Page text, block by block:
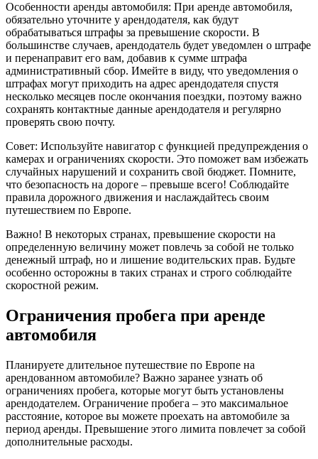
Особенности аренды автомобиля: При аренде автомобиля,
обязательно уточните у арендодателя, как будут
обрабатываться штрафы за превышение скорости. В
большинстве случаев, арендодатель будет уведомлен о штрафе
и перенаправит его вам, добавив к сумме штрафа
административный сбор. Имейте в виду, что уведомления о
штрафах могут приходить на адрес арендодателя спустя
несколько месяцев после окончания поездки, поэтому важно
сохранять контактные данные арендодателя и регулярно
проверять свою почту.
Совет: Используйте навигатор с функцией предупреждения о
камерах и ограничениях скорости. Это поможет вам избежать
случайных нарушений и сохранить свой бюджет. Помните,
что безопасность на дороге – превыше всего! Соблюдайте
правила дорожного движения и наслаждайтесь своим
путешествием по Европе.
Важно! В некоторых странах, превышение скорости на
определенную величину может повлечь за собой не только
денежный штраф, но и лишение водительских прав. Будьте
особенно осторожны в таких странах и строго соблюдайте
скоростной режим.
Ограничения пробега при аренде
автомобиля
Планируете длительное путешествие по Европе на
арендованном автомобиле? Важно заранее узнать об
ограничениях пробега, которые могут быть установлены
арендодателем. Ограничение пробега – это максимальное
расстояние, которое вы можете проехать на автомобиле за
период аренды. Превышение этого лимита повлечет за собой
дополнительные расходы.